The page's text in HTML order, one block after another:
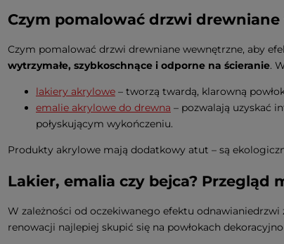
Czym pomalować drzwi
Czym pomalować drzwi drewniane wewnętrzne, aby
wytrzymałe, szybkoschnące i odporne na ścieranie.
lakiery akrylowe – tworzą twardą, klarowną
emalie akrylowe do drewna – pozwalają uzyskać
połyskującym wykończeniu.
Produkty akrylowe mają dodatkowy atut – są
Lakier, emalia czy bejca? Przegląd
W zależności od oczekiwanego efektu
renowacji najlepiej skupić się na powłokach